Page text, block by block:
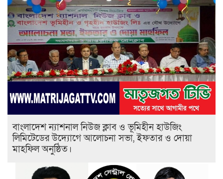
বাংলাদেশ ন্যাশনাল নিউজ ক্লাব ও ভূমিহীন হাউজিং
লিমিটেডের উদ্যোগে আলোচনা সভা, ইফতার ও দোয়া
মাহফিল অনুষ্ঠিত।